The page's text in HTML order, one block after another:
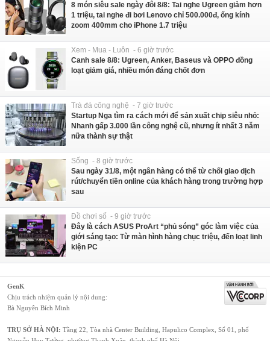
8 món siêu sale ngày đôi 8/8: Tai nghe Ugreen giảm hơn
1 triệu, tai nghe đi bơi Lenovo chỉ 500.000đ, ống kính
zoom 400mm cho iPhone 1.7 triệu
Xem - Mua - Luôn - 6 giờ trước
Canh sale 8/8: Ugreen, Anker, Baseus và OPPO đồng
loạt giảm giá, nhiều món đáng chốt đơn
Trà đá công nghệ - 7 giờ trước
Startup Nga tìm ra cách mới để sản xuất chip siêu nhỏ:
Nhanh gấp 3.000 lần công nghệ cũ, nhưng ít nhất 3 năm
nữa thành sự thật
Sống - 8 giờ trước
Sau ngày 31/8, một ngân hàng có thể từ chối giao dịch
rút/chuyển tiền online của khách hàng trong trường hợp
sau
Đồ chơi số - 9 giờ trước
Đây là cách ASUS ProArt “phủ sóng” góc làm việc của
giới sáng tạo: Từ màn hình hàng chục triệu, đến loạt linh
kiện PC
GenK
Chịu trách nhiệm quản lý nội dung:
Bà Nguyễn Bích Minh
TRỤ SỞ HÀ NỘI: Tầng 22, Tòa nhà Center Building, Hapulico Complex, Số 01, phố